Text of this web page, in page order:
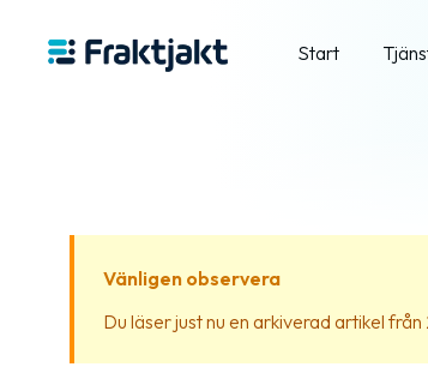
Start
Vänligen observera
Du läser just nu en arkiverad artikel